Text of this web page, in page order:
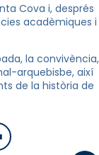
Cova i, després
acadèmiques i
la convivència,
arquebisbe, així
de la història de